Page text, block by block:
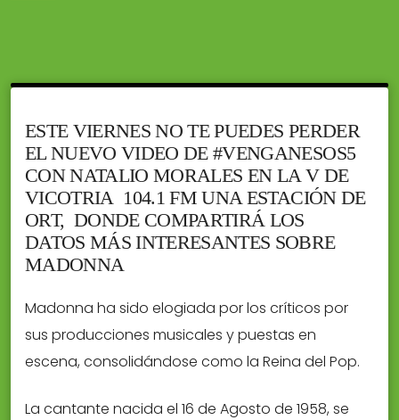
ESTE VIERNES NO TE PUEDES PERDER
EL NUEVO VIDEO DE #VENGANESOS5
CON NATALIO MORALES EN LA V DE
VICOTRIA 104.1 FM UNA ESTACIÓN DE
ORT, DONDE COMPARTIRÁ LOS
DATOS MÁS INTERESANTES SOBRE
MADONNA
Madonna ha sido elogiada por los críticos por
sus producciones musicales y puestas en
escena, consolidándose como la Reina del Pop.
La cantante nacida el 16 de Agosto de 1958, se